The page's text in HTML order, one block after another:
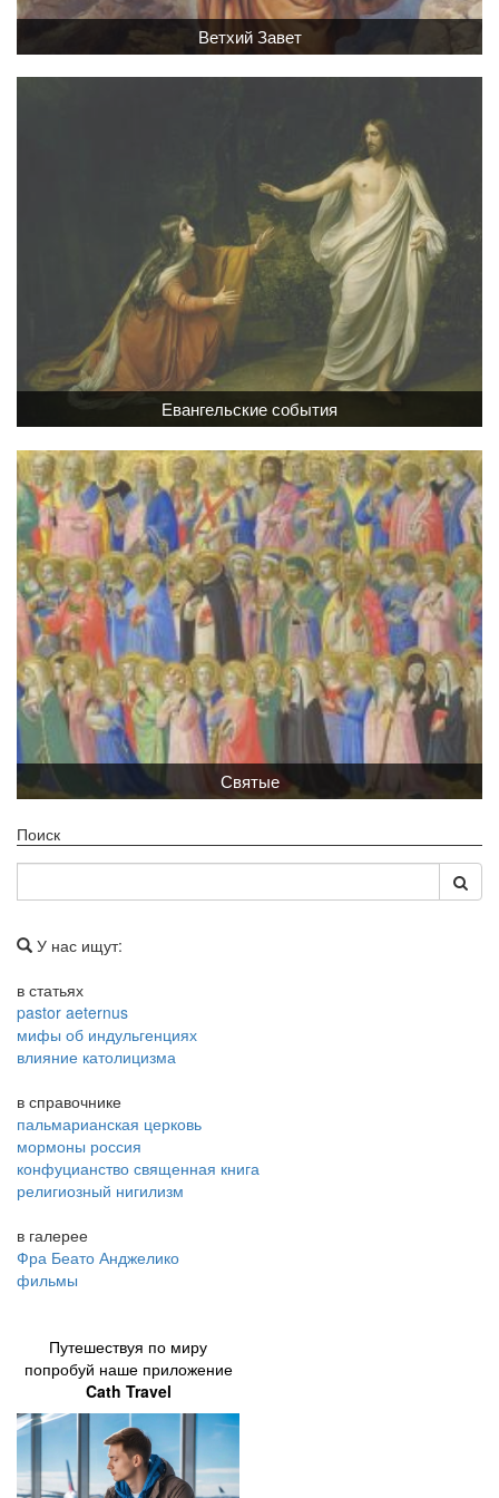
mail@apologia.ru
Ветхий Завет
Евангельские события
Святые
Поиск
У нас ищут:
в статьях
pastor aeternus
мифы об индульгенциях
влияние католицизма
в справочнике
пальмарианская церковь
мормоны россия
конфуцианство священная книга
религиозный нигилизм
в галерее
Фра Беато Анджелико
фильмы
Путешествуя по миру
попробуй наше приложение
Cath Travel